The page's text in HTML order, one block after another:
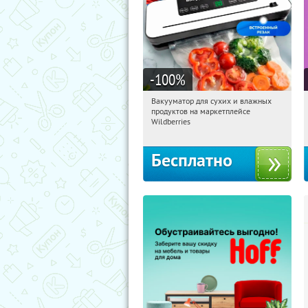
-100%
22:43:25 Получили:186
Россия
Вакууматор для сухих и влажных
продуктов на маркетплейсе
Wildberries
Бесплатно